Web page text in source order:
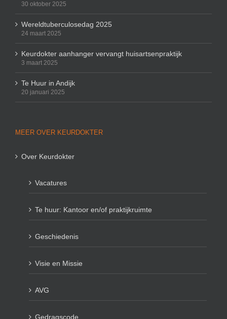
30 oktober 2025
Wereldtuberculosedag 2025
24 maart 2025
Keurdokter aanhanger vervangt huisartsenpraktijk
3 maart 2025
Te Huur in Andijk
20 januari 2025
MEER OVER KEURDOKTER
Over Keurdokter
Vacatures
Te huur: Kantoor en/of praktijkruimte
Geschiedenis
Visie en Missie
AVG
Gedragscode